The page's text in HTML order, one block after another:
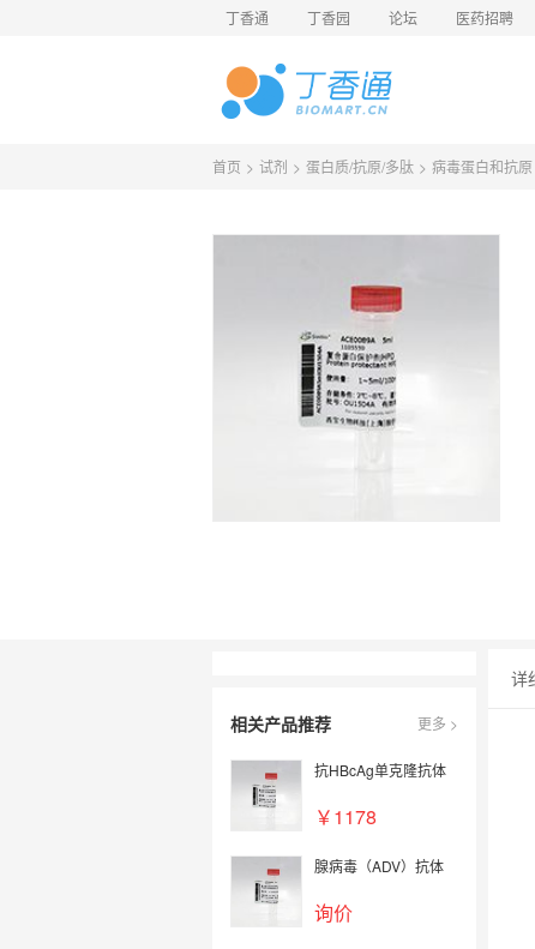
丁香通 丁香园 论坛 医药招聘
首页 > 试剂 > 蛋白质/抗原/多肽 > 病毒蛋白和抗原
相关产品推荐 更多 >
抗HBcAg单克隆抗体
￥1178
腺病毒（ADV）抗体
询价
详